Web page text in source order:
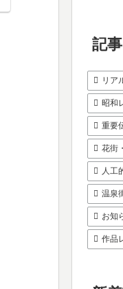
記
リア
昭和
重要
花街
人工
温泉
お知
作品